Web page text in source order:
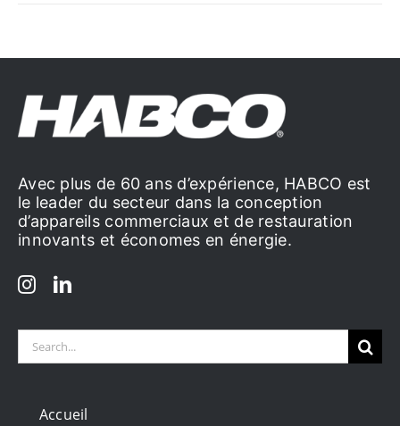
Avec plus de 60 ans d’expérience, HABCO est
le leader du secteur dans la conception
d’appareils commerciaux et de restauration
innovants et économes en énergie.
Search
Accueil